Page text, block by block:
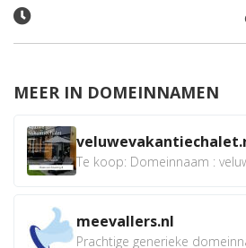
MEER IN DOMEINNAMEN
meevallers.nl